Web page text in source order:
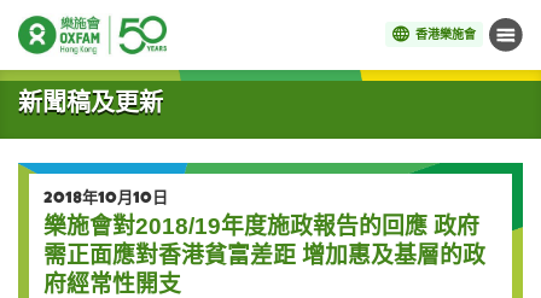
香港樂施會 目錄
開始主要內容
新聞稿及更新
2018年10月10日
樂施會對2018/19年度施政報告的回應 政府
需正面應對香港貧富差距 增加惠及基層的政
府經常性開支